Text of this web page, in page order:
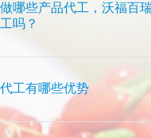
哪些产品代工，沃福百
吗？
工有哪些优势